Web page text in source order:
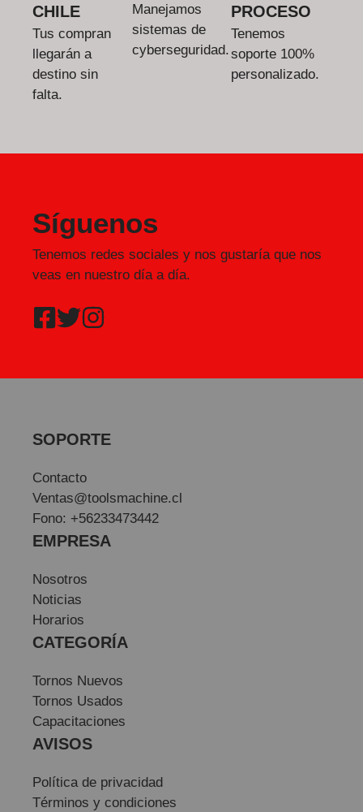
CHILE
Tus compran
llegarán a
destino sin
falta.
Manejamos
sistemas de
cyberseguridad.
PROCESO
Tenemos
soporte 100%
personalizado.
Síguenos
Tenemos redes sociales y nos gustaría que nos
veas en nuestro día a día.
SOPORTE
Contacto
Ventas@toolsmachine.cl
Fono: +56233473442
EMPRESA
Nosotros
Noticias
Horarios
CATEGORÍA
Tornos Nuevos
Tornos Usados
Capacitaciones
AVISOS
Política de privacidad
Términos y condiciones